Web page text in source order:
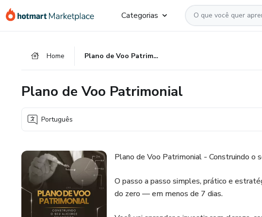
para
para
para
Categorias
Home Plano de Voo Patrimonial
Plano de Voo Patrimonial
Português
Plano de Voo Patrimonial - Construindo o
O passo a passo simples, prático e
do zero — em menos de 7 dias.